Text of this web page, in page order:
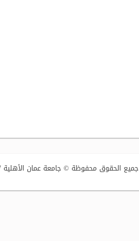
جميع الحقوق محفوظة © جامعة عمان الأهلية 2017 | تصميم وتطوير الشركة الفنية لتوطين التقنية (ATS)